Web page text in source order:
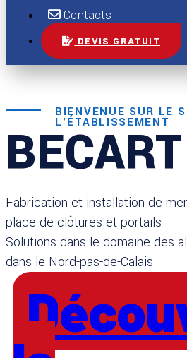
DEVIS GRATUIT
BIENVENUE SUR LE
L'ÉTABLISSEMENT
BECART
Fabrication et installation de
place de clôtures et portails
Solutions dans le domaine des
dans le Nord-pas-de-Calais